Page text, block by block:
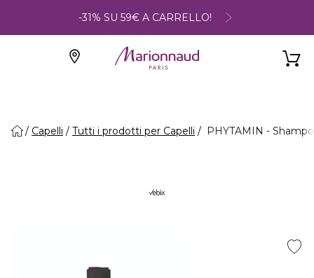
-31% SU 59€ A CARRELLO!
Capelli Tutti i prodotti per Capelli PHYTAMIN -